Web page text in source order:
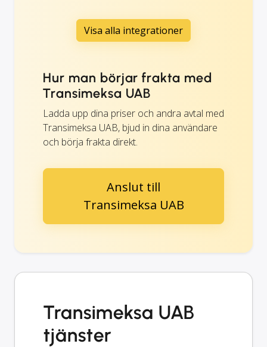
Visa alla integrationer
Hur man börjar frakta med
Transimeksa UAB
Ladda upp dina priser och andra avtal med
Transimeksa UAB, bjud in dina användare
och börja frakta direkt.
Anslut till
Transimeksa UAB
Transimeksa UAB
tjänster